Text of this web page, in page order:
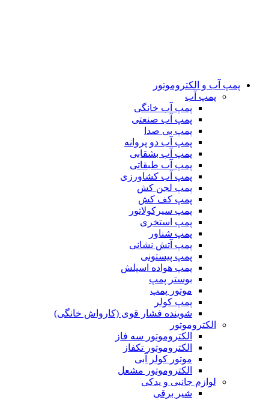
پمپ آب و الکتروموتور
پمپ آب
پمپ آب خانگی
پمپ آب صنعتی
پمپ بی صدا
پمپ آب دو پروانه
پمپ آب بشقابی
پمپ آب طبقاتی
پمپ آب کشاورزی
پمپ لجن کش
پمپ کف کش
پمپ سیرکولاتور
پمپ استخری
پمپ شناور
پمپ آتش نشانی
پمپ پیستونی
پمپ هواده اسپلش
بوستر پمپ
موتور پمپ
پمپ کولر
شوینده فشار قوی (کارواش خانگی)
الکتروموتور
الکتروموتور سه فاز
الکتروموتور تکفاز
موتور کولر آبی
الکتروموتور مشعل
لوازم جانبی و یدکی
شیر برقی